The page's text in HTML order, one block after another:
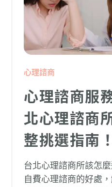
心理諮商
心理諮商服
北心理諮商
整挑選指南！
台北心理諮商所該怎
自費心理諮商的好處